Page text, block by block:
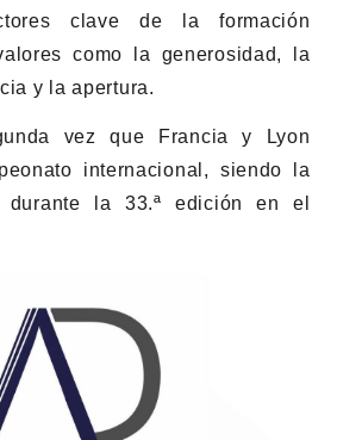
clave de la formación
como la generosidad, la
y la apertura.
vez que Francia y Lyon
internacional, siendo la
durante la 33.ª edición en el